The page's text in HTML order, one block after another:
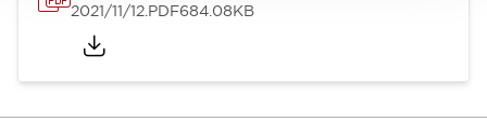
2021/11/12.PDF684.08KB